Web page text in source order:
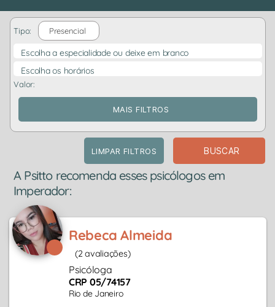
Tipo: Presencial
Escolha a especialidade ou deixe em branco
Escolha os horários
Valor:
MAIS FILTROS
LIMPAR FILTROS BUSCAR
A Psitto recomenda esses psicólogos em
Imperador:
Rebeca Almeida
(2 avaliações)
Psicóloga
CRP 05/74157
Rio de Janeiro